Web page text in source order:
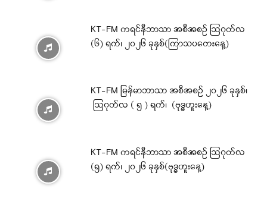
KT-FM ကရင်နီဘာသာ အစီအစဉ် ဩဂုတ်လ
(၆) ရက်၊ ၂၀၂၆ ခုနှစ်(ကြာသပတေးနေ့)
KT-FM မြန်မာဘာသာ အစီအစဉ် ၂၀၂၆ ခုနှစ်၊
ဩဂုတ်လ ( ၅ ) ရက်၊ (ဗုဒ္ဓဟူးနေ့)
KT-FM ကရင်နီဘာသာ အစီအစဉ် ဩဂုတ်လ
(၅) ရက်၊ ၂၀၂၆ ခုနှစ်(ဗုဒ္ဓဟူးနေ့)